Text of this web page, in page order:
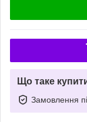
Що таке
Замовлення